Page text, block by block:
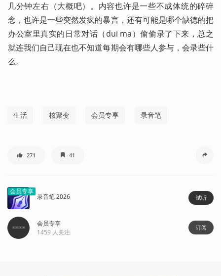
几分钟左右（大概吧）。内容也许是一些不成体统的碎碎
念，也许是一些突然发疯的暴言，还有可能是哪个缺德的把
办公室里真实的日常对话（dui ma）偷偷录了下来，总之
就连我们自己现在也不知道每期会有哪些人参与，会录些什
么。
生活 核聚变 会员专享 录音笔
271 41
会员专享
录音笔 2026 试听
会员专享
1459 人关注
订阅